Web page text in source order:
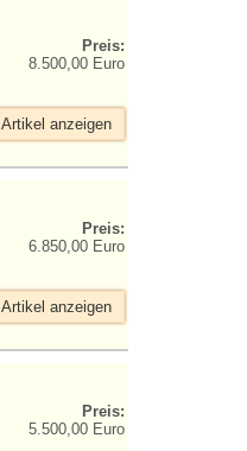
Preis:
8.500,00 Euro
Artikel anzeigen
Preis:
6.850,00 Euro
Artikel anzeigen
Preis:
5.500,00 Euro